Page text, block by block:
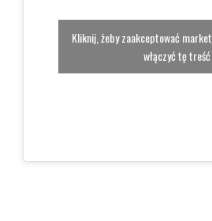
Kliknij, żeby zaakceptować
włączyć tę treść